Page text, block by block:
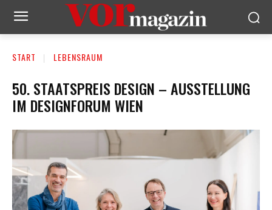
START LEBENSRAUM
50. STAATSPREIS DESIGN – AUSSTELLUNG
IM DESIGNFORUM WIEN